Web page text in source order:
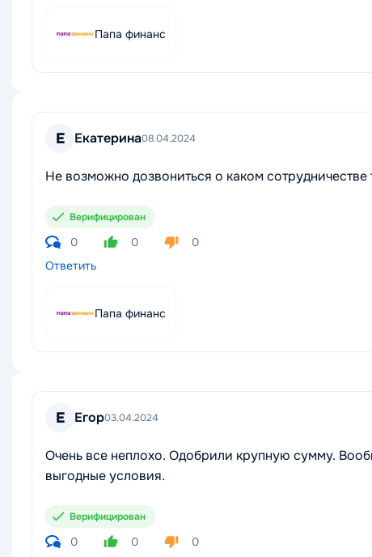
Папа финанс
Е Екатерина08.04.2024
Не возможно дозвониться о каком сотрудничестве
Верифицирован
0 0
0
Ответить
Папа финанс
Е Егор03.04.2024
Очень все неплохо. Одобрили крупную сумму.
выгодные условия.
Верифицирован
0 0 0